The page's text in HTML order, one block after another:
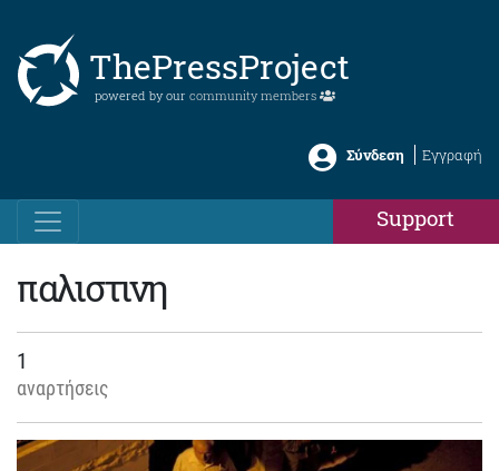
ThePressProject
powered by our community members
Σύνδεση Εγγραφή
Support
παλιστινη
1
αναρτήσεις